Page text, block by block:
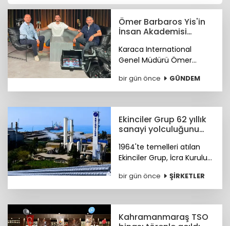
Ömer Barbaros Yis'in
İnsan Akademisi
Youtube'de
Karaca International
Genel Müdürü Ömer
başlattığı 'İnsan Akademisi'
programının gelirleriyle bir
hedefliyor.
bir gün önce GÜNDEM
Ekinciler Grup 62 yıllık
sanayi yolculuğunu
1964'te temelleri atılan
Ekinciler Grup, İcra Kurulu
mesajıyla 62 yıllık köklü
sanayi mirasını ve küresel
bir gün önce ŞİRKETLER
Kahramanmaraş TSO